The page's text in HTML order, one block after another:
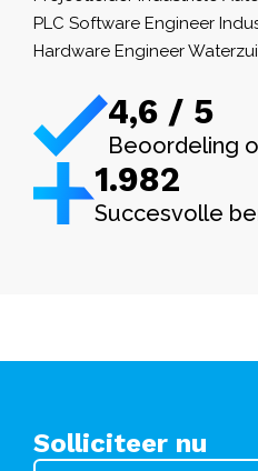
PLC Software Engineer
Hardware Engineer
4,6 / 5
Beoordeling
1.982
Succesvolle
Solliciteer nu